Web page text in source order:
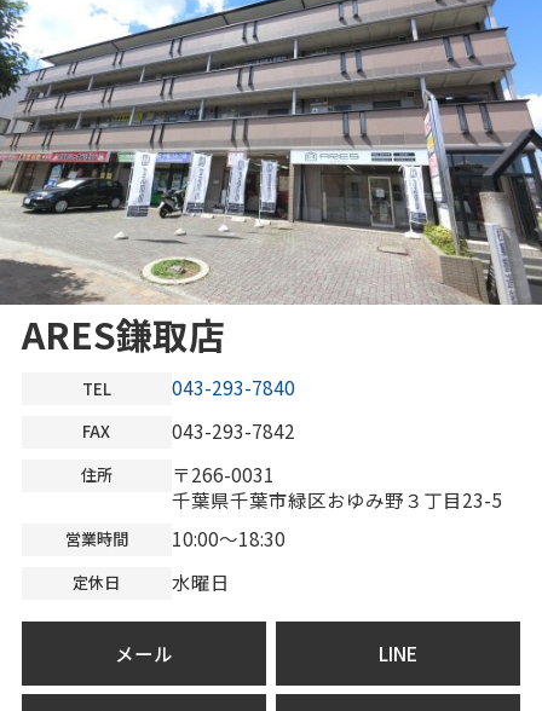
ARES鎌取店
TEL 043-293-7840
FAX 043-293-7842
住所
〒266-0031
千葉県千葉市緑区おゆみ野３丁目23-5
営業時間 10:00～18:30
定休日 水曜日
メール LINE